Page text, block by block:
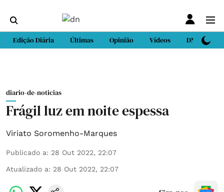
Edição Diária Últimas Opinião Vídeos DN Sport
diario-de-noticias
Frágil luz em noite espessa
Viriato Soromenho-Marques
Publicado a: 28 Out 2022, 22:07
Atualizado a: 28 Out 2022, 22:07